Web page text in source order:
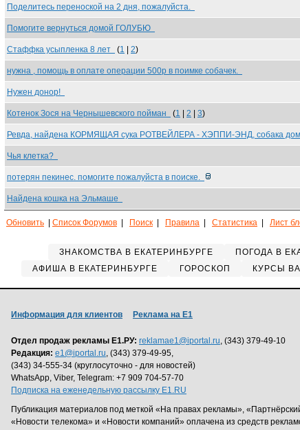
Поделитесь переноской на 2 дня, пожалуйста.
Помогите вернуться домой ГОЛУБЮ
Стаффка усыпленка 8 лет (1 2)
нужна , помощь в оплате операции 500р в поимке собачек.
Нужен донор!
Котенок Зося на Чернышевского пойман (1 2 3)
Ревда, найдена КОРМЯЩАЯ сука РОТВЕЙЛЕРА - ХЭППИ-ЭНД, собака
Чья клетка?
потерян пекинес. помогите пожалуйста в поиске.
Найдена кошка на Эльмаше
Обновить Список Форумов Поиск Правила Статистика Лист
ЗНАКОМСТВА В ЕКАТЕРИНБУРГЕ ПОГОДА В
АФИША В ЕКАТЕРИНБУРГЕ
ГОРОСКОП КУРСЫ
Информация для клиентов Реклама на Е1
Отдел продаж рекламы Е1.РУ: reklamae1@iportal.ru, (343) 379-49-10
Редакция: e1@iportal.ru, (343) 379-49-95,
(343) 34-555-34 (круглосуточно - для новостей)
WhatsApp, Viber, Telegram: +7 909 704-57-70
Подписка на еженедельную рассылку E1.RU
Публикация материалов под меткой «На правах рекламы»,
«Новости телекома» и «Новости компаний» оплачена из средств